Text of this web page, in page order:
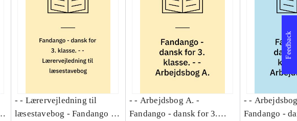
- - Lærervejledning til
læsestavebog - Fandango -
- - Arbejdsbog A. -
Fandango - dansk for 3.
- -
Fandango -
Feedback